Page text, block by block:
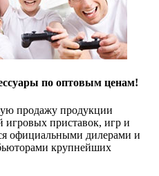
по оптовым ценам!
продажу продукции
игровых приставок, игр и
официальными дилерами и
крупнейших